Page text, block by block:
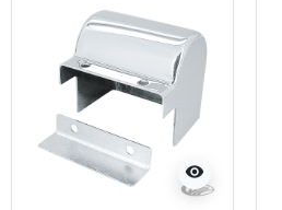
visibility